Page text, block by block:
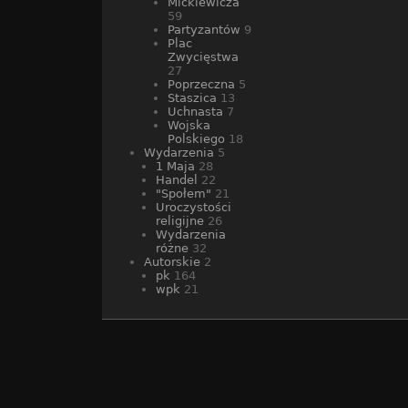
59
Partyzantów 9
Plac
Zwycięstwa
27
Poprzeczna 5
Staszica 13
Uchnasta 7
Wojska
Polskiego 18
Wydarzenia 5
1 Maja 28
Handel 22
"Społem" 21
Uroczystości
religijne 26
Wydarzenia
różne 32
Autorskie 2
pk 164
wpk 21